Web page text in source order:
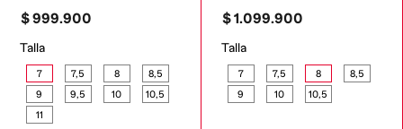
$999.900
Talla
7 7,5 8
8,5
9
9,5 10
10,5
11
$1.099.900
Talla
7 7,5 8
8,5
9
10 10,5